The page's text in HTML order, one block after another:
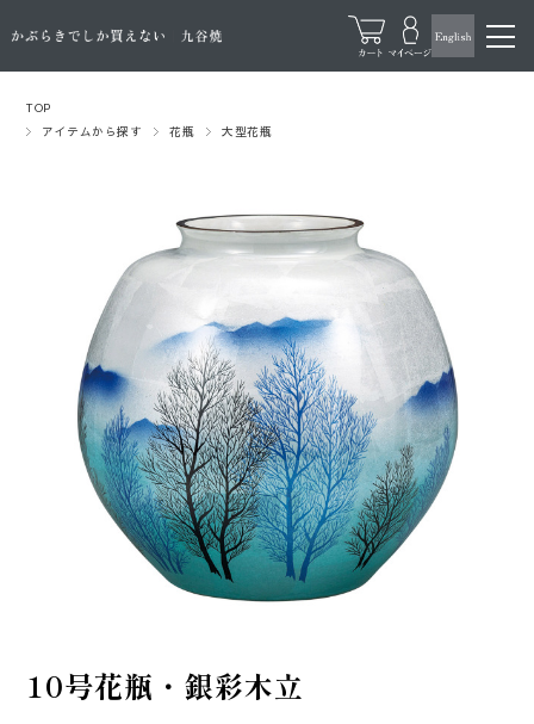
TOP
アイテムから探す
花瓶 大型花瓶
10号花瓶・銀彩木立